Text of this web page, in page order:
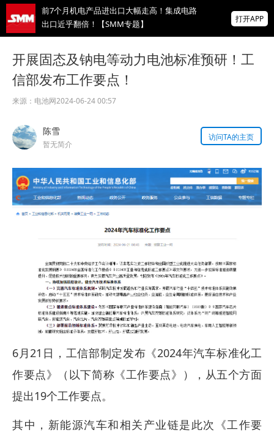
前7个月机电产品进出口大幅走高！集成电路
出口近乎翻倍！【SMM专题】
至约三倍，才能实现全年产量目标
掌上有色
为有色行业打造的神器
何演绎？【SMM评论】
打开APP
开展固态及钠电等动力电池标准预研！工
信部发布工作要点！
来源： 电池网2024-06-24 00:57
陈雪
暂无简介
访问TA的主页
6月21日，工信部制定发布《2024年汽车标准化工
作要点》（以下简称《工作要点》），从五个方面
提出19个工作要点。
其中，新能源汽车和相关产业链是此次《工作要